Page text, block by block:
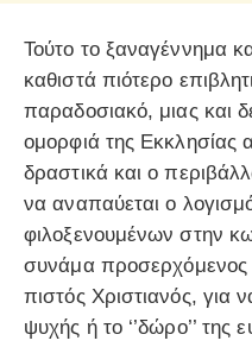
Τούτο το ξαναγέννημα
καθιστά πιότερο
παραδοσιακό, μιας και
ομορφιά της Εκκλησίας
δραστικά και ο
να αναπαύεται ο
φιλοξενουμένων στην
συνάμα
πιστός Χριστιανός, για
ψυχής ή το ‘’δώρο’’ της